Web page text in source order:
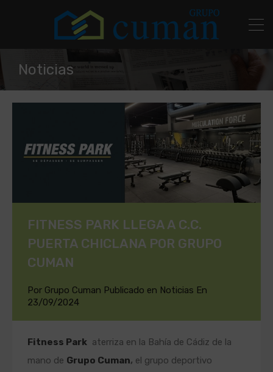
Noticias
FITNESS PARK LLEGA A C.C.
PUERTA CHICLANA POR GRUPO
CUMAN
Por Grupo Cuman Publicado en Noticias En
23/09/2024
Fitness Park aterriza en la Bahía de Cádiz de la
mano de Grupo Cuman, el grupo deportivo